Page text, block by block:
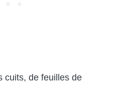
cuits, de feuilles de